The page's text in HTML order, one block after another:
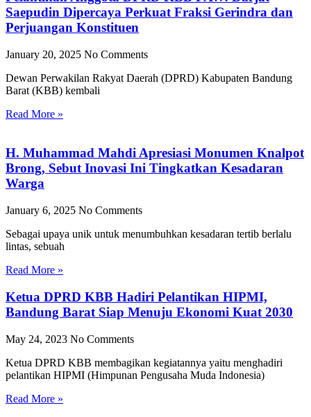
Saepudin Dipercaya Perkuat Fraksi Gerindra dan
Perjuangan Konstituen
January 20, 2025 No Comments
Dewan Perwakilan Rakyat Daerah (DPRD) Kabupaten Bandung
Barat (KBB) kembali
Read More »
H. Muhammad Mahdi Apresiasi Monumen Knalpot
Brong, Sebut Inovasi Ini Tingkatkan Kesadaran
Warga
January 6, 2025 No Comments
Sebagai upaya unik untuk menumbuhkan kesadaran tertib berlalu
lintas, sebuah
Read More »
Ketua DPRD KBB Hadiri Pelantikan HIPMI,
Bandung Barat Siap Menuju Ekonomi Kuat 2030
May 24, 2023 No Comments
Ketua DPRD KBB membagikan kegiatannya yaitu menghadiri
pelantikan HIPMI (Himpunan Pengusaha Muda Indonesia)
Read More »